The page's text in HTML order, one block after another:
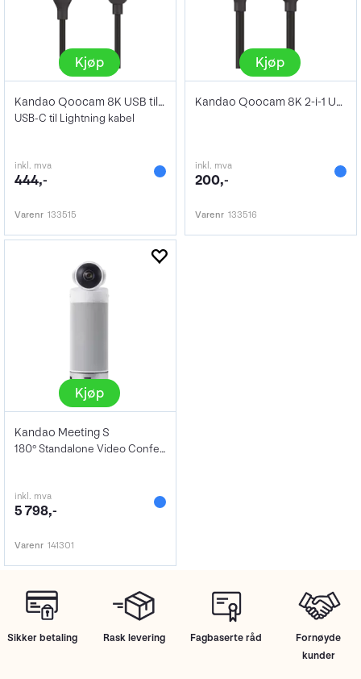
Kjøp
Kandao Qoocam 8K USB til Lightning kabel
USB-C til Lightning kabel
inkl. mva
444,-
Varenr 133515
Kjøp
Kandao Qoocam 8K 2-i-1 USB Type C kabel
inkl. mva
200,-
Varenr 133516
Kjøp
Kandao Meeting S
180° Standalone Video Conference Camera
inkl. mva
5 798,-
Varenr 141301
Sikker betaling Rask levering Fagbaserte råd
Fornøyde
kunder